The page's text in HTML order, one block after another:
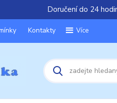
Doručení do 24
Kontakty Více